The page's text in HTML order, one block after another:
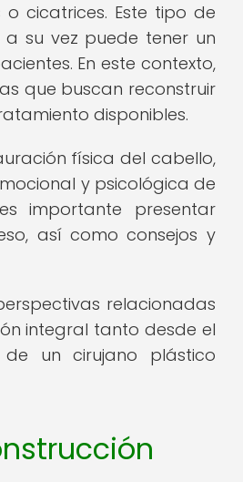
cicatrices. Este tipo de
su vez puede tener un
En este contexto,
que buscan reconstruir
disponibles.
física del cabello,
y psicológica de
importante presentar
así como consejos y
relacionadas
integral tanto desde el
un cirujano plástico